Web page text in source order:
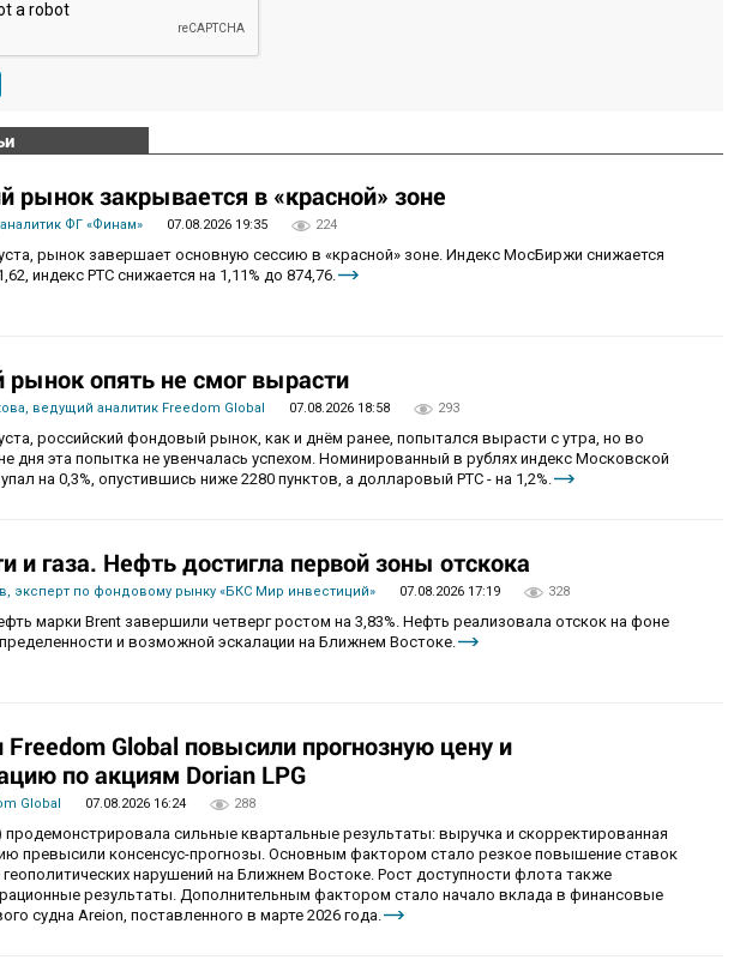
рынок закрывается в «красной» зоне
ФГ «Финам» 07.08.2026 19:35 224
рынок завершает основную сессию в «красной» зоне. Индекс МосБиржи снижается
индекс РТС снижается на 1,11% до 874,76.
опять не смог вырасти
ведущий аналитик Freedom Global 07.08.2026 18:58 293
российский фондовый рынок, как и днём ранее, попытался вырасти с утра, но во
дня эта попытка не увенчалась успехом. Номинированный в рублях индекс Московской
на 0,3%, опустившись ниже 2280 пунктов, а долларовый РТС - на 1,2%.
и газа. Нефть достигла первой зоны отскока
эксперт по фондовому рынку «БКС Мир инвестиций» 07.08.2026 17:19 328
марки Brent завершили четверг ростом на 3,83%. Нефть реализовала отскок на фоне
и возможной эскалации на Ближнем Востоке.
Freedom Global повысили прогнозную цену и
по акциям Dorian LPG
Global 07.08.2026 16:24 288
продемонстрировала сильные квартальные результаты: выручка и скорректированная
превысили консенсус-прогнозы. Основным фактором стало резкое повышение ставок
нарушений на Ближнем Востоке. Рост доступности флота также
результаты. Дополнительным фактором стало начало вклада в финансовые
судна Areion, поставленного в марте 2026 года.